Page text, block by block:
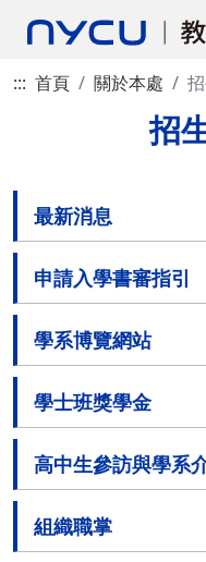
::: 首頁 關於本處
招
最新消息
申請入學書審指引
學系博覽網站
學士班獎學金
高中生參訪與學系
組織職掌